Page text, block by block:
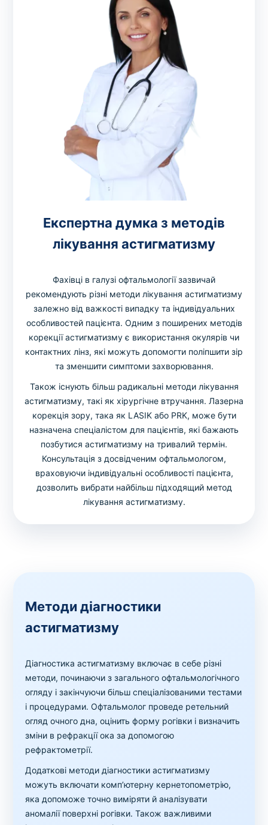
Експертна думка з методів
лікування астигматизму
Фахівці в галузі офтальмології зазвичай
рекомендують різні методи лікування астигматизму
залежно від важкості випадку та індивідуальних
особливостей пацієнта. Одним з поширених методів
корекції астигматизму є використання окулярів чи
контактних лінз, які можуть допомогти поліпшити зір
та зменшити симптоми захворювання.
Також існують більш радикальні методи лікування
астигматизму, такі як хірургічне втручання. Лазерна
корекція зору, така як LASIK або PRK, може бути
назначена спеціалістом для пацієнтів, які бажають
позбутися астигматизму на тривалий термін.
Консультація з досвідченим офтальмологом,
враховуючи індивідуальні особливості пацієнта,
дозволить вибрати найбільш підходящий метод
лікування астигматизму.
Методи діагностики
астигматизму
Діагностика астигматизму включає в себе різні
методи, починаючи з загального офтальмологічного
огляду і закінчуючи більш спеціалізованими тестами
і процедурами. Офтальмолог проведе ретельний
огляд очного дна, оцінить форму рогівки і визначить
зміни в рефракції ока за допомогою
рефрактометрії.
Додаткові методи діагностики астигматизму
можуть включати комп’ютерну кернетопометрію,
яка допоможе точно виміряти й аналізувати
аномалії поверхні рогівки. Також важливими